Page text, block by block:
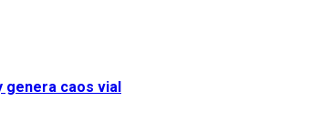
genera caos vial